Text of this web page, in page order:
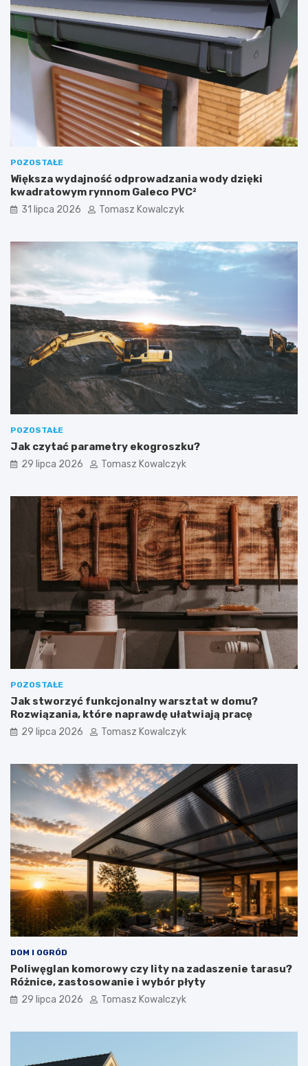
POZOSTAŁE
Większa wydajność odprowadzania wody dzięki
kwadratowym rynnom Galeco PVC²
31 lipca 2026 Tomasz Kowalczyk
POZOSTAŁE
Jak czytać parametry ekogroszku?
29 lipca 2026 Tomasz Kowalczyk
POZOSTAŁE
Jak stworzyć funkcjonalny warsztat w domu?
Rozwiązania, które naprawdę ułatwiają pracę
29 lipca 2026 Tomasz Kowalczyk
DOM I OGRÓD
Poliwęglan komorowy czy lity na zadaszenie tarasu?
Różnice, zastosowanie i wybór płyty
29 lipca 2026 Tomasz Kowalczyk